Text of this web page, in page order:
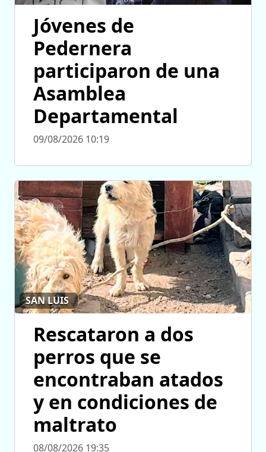
Jóvenes de
Pedernera
participaron de una
Asamblea
Departamental
09/08/2026 10:19
SAN LUIS
Rescataron a dos
perros que se
encontraban atados
y en condiciones de
maltrato
08/08/2026 19:35